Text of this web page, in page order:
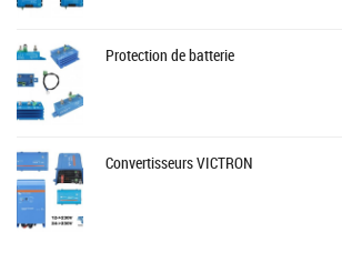
Protection de batterie
Convertisseurs VICTRON